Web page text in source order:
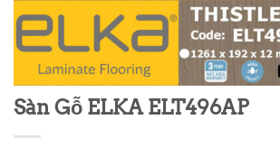
Sàn Gỗ ELKA ELT496AP